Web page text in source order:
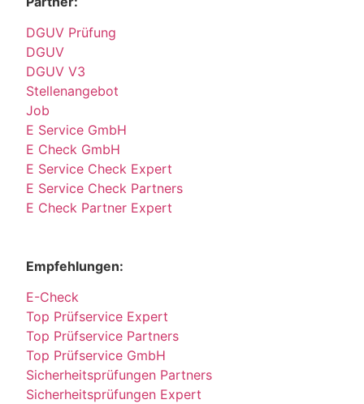
DGUV Prüfung
DGUV
DGUV V3
Stellenangebot
Job
E Service GmbH
E Check GmbH
E Service Check Expert
E Service Check Partners
E Check Partner Expert
Empfehlungen:
E-Check
Top Prüfservice Expert
Top Prüfservice Partners
Top Prüfservice GmbH
Sicherheitsprüfungen Partners
Sicherheitsprüfungen Expert